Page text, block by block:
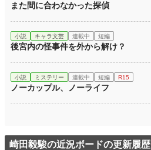
また間に合わなかった探偵
小説 キャラ文芸 連載中 短編
後宮内の怪事件を外から解け？
小説 ミステリー 連載中 短編 R15
ノーカップル、ノーライフ
崎田毅駿の近況ボードの更新履歴